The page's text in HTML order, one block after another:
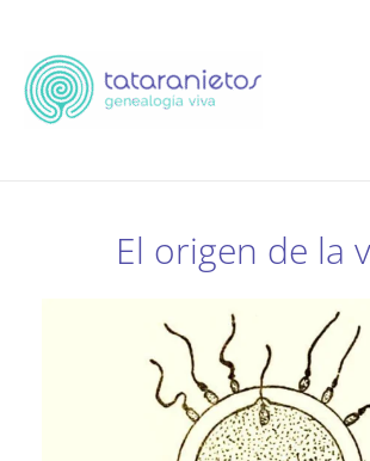
contenido
El origen de la